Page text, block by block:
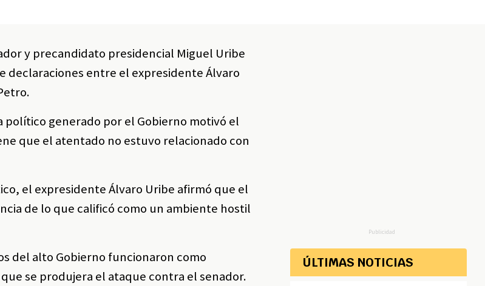
y precandidato presidencial Miguel Uribe
declaraciones entre el expresidente Álvaro
generado por el Gobierno motivó el
que el atentado no estuvo relacionado con
el expresidente Álvaro Uribe afirmó que el
de lo que calificó como un ambiente hostil
del alto Gobierno funcionaron como
se produjera el ataque contra el senador.
Publicidad
ÚLTIMAS NOTICIAS